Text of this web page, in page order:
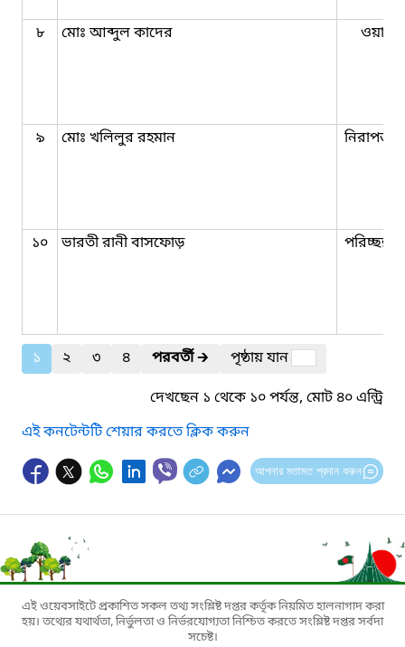
৮ মোঃ আব্দুল কাদের
৯ মোঃ খলিলুর রহমান নিরাপত্তা
১০ ভারতী রানী বাসফোড়
১ ২ ৩ ৪ পরবর্তী🡲
পৃষ্ঠায় যান
দেখছেন ১ থেকে ১০ পর্যন্ত, মোট ৪০ এন্ট্রি
এই কনটেন্টটি শেয়ার করতে ক্লিক করুন
আপনার মতামত প্রদান করুন
এই ওয়েবসাইটে প্রকাশিত সকল তথ্য সংশ্লিষ্ট দপ্তর কর্তৃক নিয়মিত হালনাগাদ করা
হয়। তথ্যের যথার্থতা, নির্ভুলতা ও নির্ভরযোগ্যতা নিশ্চিত করতে সংশ্লিষ্ট দপ্তর সর্বদা
সচেষ্ট।